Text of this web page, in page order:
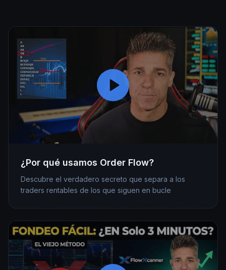
¿Por qué usamos Order Flow?
Descubre el verdadero secreto que separa a los
traders rentables de los que siguen en bucle